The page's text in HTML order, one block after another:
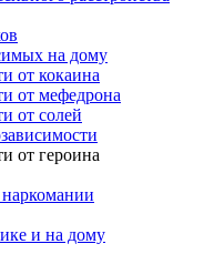
на дому
от кокаина
от мефедрона
от солей
от героина
и на дому